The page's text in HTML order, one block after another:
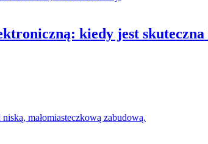
kiedy jest